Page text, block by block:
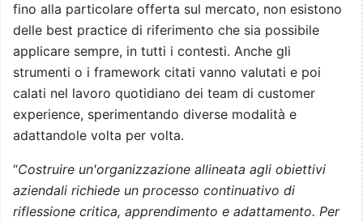
fino alla particolare offerta sul mercato, non esistono
delle best practice di riferimento che sia possibile
applicare sempre, in tutti i contesti. Anche gli
strumenti o i framework citati vanno valutati e poi
calati nel lavoro quotidiano dei team di customer
experience, sperimentando diverse modalità e
adattandole volta per volta.
“Costruire un'organizzazione allineata agli obiettivi
aziendali richiede un processo continuativo di
riflessione critica, apprendimento e adattamento. Per